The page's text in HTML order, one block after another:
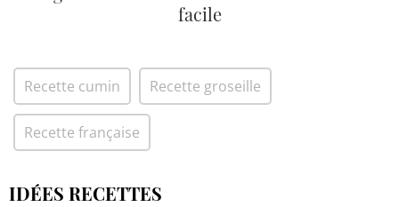
facile
Recette cumin Recette groseille
Recette française
IDÉES RECETTES